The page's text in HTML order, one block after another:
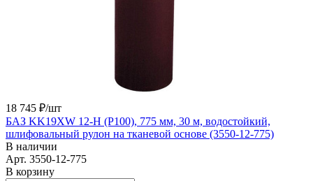
18 745 ₽/шт
БАЗ KK19XW 12-H (Р100), 775 мм, 30 м, водостойкий,
шлифовальный рулон на тканевой основе (3550-12-775)
В наличии
Арт. 3550-12-775
В корзину